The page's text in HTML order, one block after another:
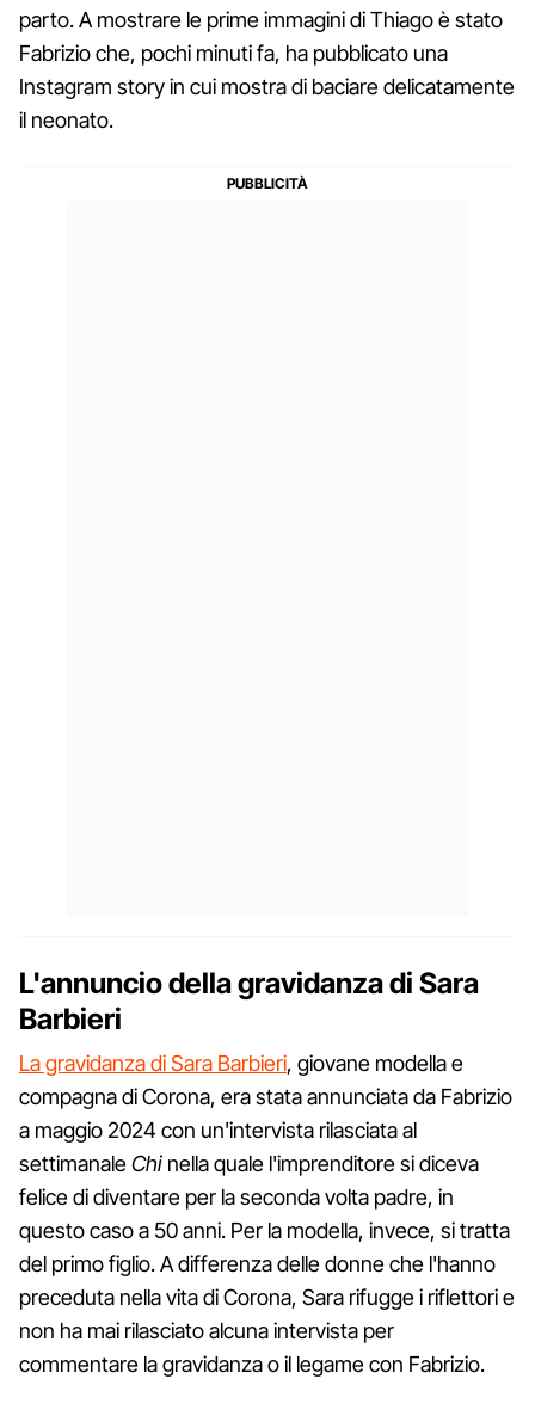
parto. A mostrare le prime immagini di Thiago è stato
Fabrizio che, pochi minuti fa, ha pubblicato una
Instagram story in cui mostra di baciare delicatamente
il neonato.
L'annuncio della gravidanza di Sara
Barbieri
La gravidanza di Sara Barbieri, giovane modella e
compagna di Corona, era stata annunciata da Fabrizio
a maggio 2024 con un'intervista rilasciata al
settimanaleChinella quale l'imprenditore si diceva
felice di diventare per la seconda volta padre, in
questo caso a 50 anni. Per la modella, invece, si tratta
del primo figlio. A differenza delle donne che l'hanno
preceduta nella vita di Corona, Sara rifugge i riflettori e
non ha mai rilasciato alcuna intervista per
commentare la gravidanza o il legame con Fabrizio.